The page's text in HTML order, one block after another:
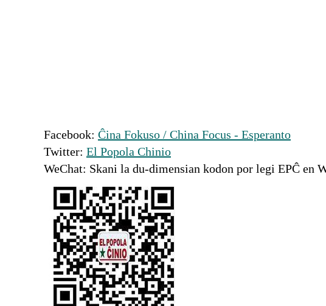
Facebook: Ĉina Fokuso / China Focus - Esperanto
Twitter: El Popola Chinio
WeChat: Skani la du-dimensian kodon por legi EPĈ en